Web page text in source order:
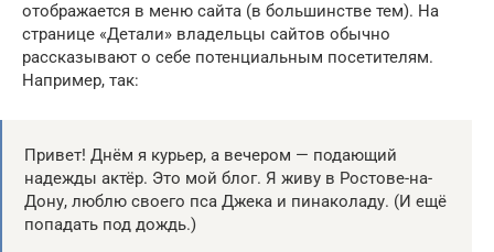
отображается в меню сайта (в большинстве тем). На
странице «Детали» владельцы сайтов обычно
рассказывают о себе потенциальным посетителям.
Например, так:
Привет! Днём я курьер, а вечером — подающий
надежды актёр. Это мой блог. Я живу в Ростове-на-
Дону, люблю своего пса Джека и пинаколаду. (И ещё
попадать под дождь.)